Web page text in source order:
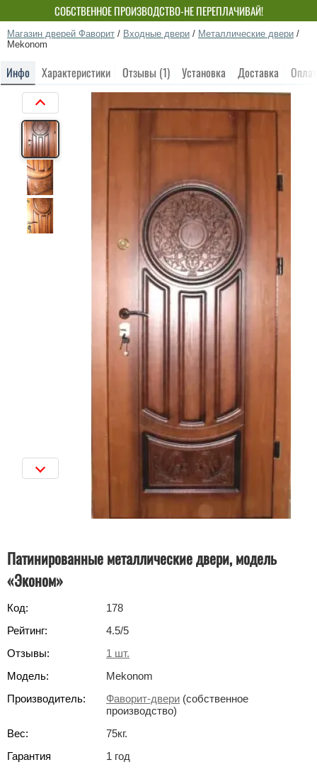
СОБСТВЕННОЕ ПРОИЗВОДСТВО-НЕ ПЕРЕПЛАЧИВАЙ!
Магазин дверей Фаворит / Входные двери / Металлические двери /
Mekonom
Инфо Характеристики Отзывы (1) Установка Доставка
Патинированные металлические двери, модель
«Эконом»
Код:
178
Рейтинг:
4.5/5
Отзывы:
1 шт.
Модель:
Mekonom
Производитель:
Фаворит-двери (собственное
производство)
Вес:
75кг.
Гарантия
1 год